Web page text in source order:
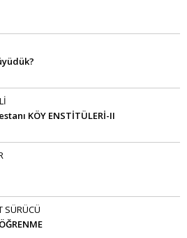
KÖY ENSTİTÜLERİ-II
SÜRÜCÜ